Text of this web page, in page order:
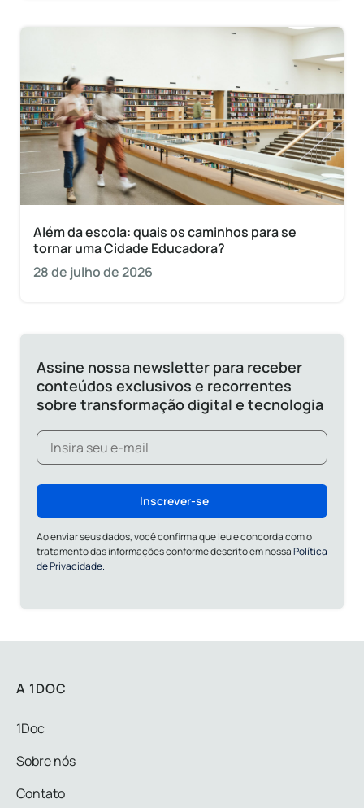
Além da escola: quais os caminhos para se
tornar uma Cidade Educadora?
28 de julho de 2026
Assine nossa newsletter para receber
conteúdos exclusivos e recorrentes
sobre transformação digital e tecnologia
Inscrever-se
Ao enviar seus dados, você confirma que leu e concorda com o
tratamento das informações conforme descrito em nossaPolítica
de Privacidade.
A 1DOC
1Doc
Sobre nós
Contato